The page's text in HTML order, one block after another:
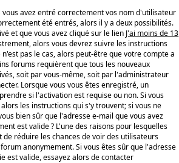
avez entré correctement vos nom d'utilisateur
été entrés, alors il y a deux possibilités.
et que vous avez cliqué sur le lien J'ai moins de 13
alors vous devrez suivre les instructions
n'est pas le cas, alors peut-être que votre compte a
forums requièrent que tous les nouveaux
soit par vous-même, soit par l'administrateur
Lorsque vous vous êtes enregistré, un
si l'activation est requise ou non. Si vous
les instructions qui s'y trouvent; si vous ne
bien sûr que l'adresse e-mail que vous avez
est valide ? L'une des raisons pour lesquelles
de réduire les chances de voir des utilisateurs
anonymement. Si vous êtes sûr que l'adresse
est valide, essayez alors de contacter